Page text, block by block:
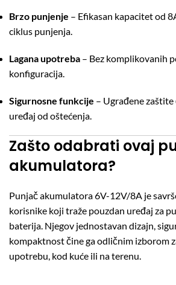
Brzo punjenje – Efikasan kapacitet od
ciklus punjenja.
Lagana upotreba – Bez komplikovanih
konfiguracija.
Sigurnosne funkcije – Ugrađene
uređaj od oštećenja.
Zašto odabrati ovaj
akumulatora?
Punjač akumulatora 6V-12V/8A je
korisnike koji traže pouzdan uređaj za
baterija. Njegov jednostavan dizajn,
kompaktnost čine ga odličnim izborom
upotrebu, kod kuće ili na terenu.